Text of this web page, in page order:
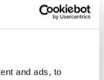
and ads, to